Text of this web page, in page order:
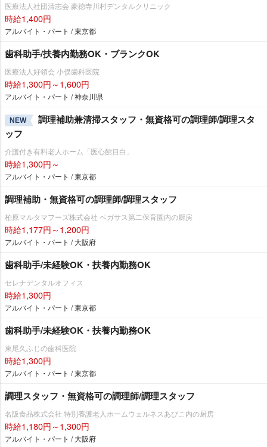
医療法人社団清志会 豪徳寺川村デンタルクリニック
時給1,400円
アルバイト・パート / 東京都
歯科助手/扶養内勤務OK・ブランクOK
医療法人好領会 小俣歯科医院
時給1,300円～1,600円
アルバイト・パート / 神奈川県
NEW
調理補助兼清掃スタッフ・無資格可の調理師/調理スタ
ッフ
介護付き有料老人ホーム「医心館目白」
時給1,300円～
アルバイト・パート / 東京都
調理補助・無資格可の調理師/調理スタッフ
柏原マルタマフーズ株式会社 ペガサス第二保育園内の厨房
時給1,177円～1,200円
アルバイト・パート / 大阪府
歯科助手/未経験OK・扶養内勤務OK
セレナデンタルオフィス
時給1,300円
アルバイト・パート / 東京都
歯科助手/未経験OK・扶養内勤務OK
東尾久ふじの歯科医院
時給1,300円
アルバイト・パート / 東京都
調理スタッフ・無資格可の調理師/調理スタッフ
名阪食品株式会社 特別養護老人ホームウェルネスあびこ内の厨房
時給1,180円～1,300円
アルバイト・パート / 大阪府